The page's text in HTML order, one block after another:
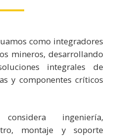
como integradores
mineros, desarrollando
integrales de
y componentes críticos
ingeniería,
montaje y soporte